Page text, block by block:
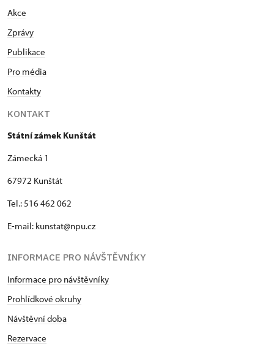
Akce
Zprávy
Publikace
Pro média
Kontakty
KONTAKT
Státní zámek Kunštát
Zámecká 1
67972 Kunštát
Tel.: 516 462 062
E-mail: kunstat@npu.cz
INFORMACE PRO NÁVŠTĚVNÍKY
Informace pro návštěvníky
Prohlídkové okruhy
Návštěvní doba
Rezervace